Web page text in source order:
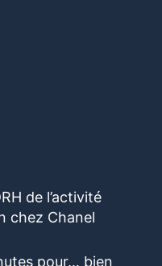
de l’activité
chez Chanel
pour… bien